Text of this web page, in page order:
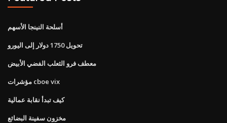
أسلحة النينجا الأسهم
تحويل 1750 دولار إلى اليورو
معطف فرو الثعلب الفضي الأبيض
مؤشرات cboe vix
كيف تبدأ نقابة عمالية
مخزون سفينة البضائع